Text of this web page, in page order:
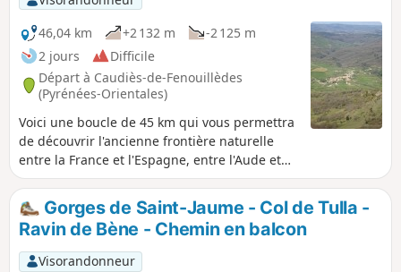
46,04 km
+2 132 m
-2 125 m
2 jours
Difficile
Départ à Caudiès-de-Fenouillèdes
(Pyrénées-Orientales)
Voici une boucle de 45 km qui vous permettra
de découvrir l'ancienne frontière naturelle
entre la France et l'Espagne, entre l'Aude et
les Pyrénées Orientales, ainsi que la haute
vallée de l'Agly et son magnifique défilé des
Gorges de Galamus, et ensuite de monter sur
le Pic de Bugarach. Départ de Caudiès de
Fenouillèdes vers Duilhac sous Peyrepertuse,
Gorges de Saint-Jaume - Col de Tulla -
Ravin de Bène - Chemin en balcon
Visorandonneur